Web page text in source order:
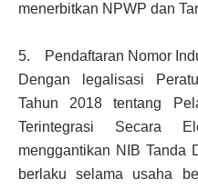
menerbitkan NPWP dan
5. Pendaftaran Nomor
Dengan legalisasi
Tahun 2018 tentang
Terintegrasi Secara
menggantikan NIB Tanda
berlaku selama usaha